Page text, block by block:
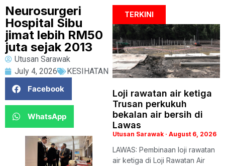
Neurosurgeri
Hospital Sibu
jimat lebih RM50
juta sejak 2013
Utusan Sarawak
July 4, 2026
KESIHATAN
Facebook
WhatsApp
TERKINI
Loji rawatan air ketiga
Trusan perkukuh
bekalan air bersih di
Lawas
Utusan Sarawak August 6, 2026
LAWAS: Pembinaan loji rawatan
air ketiga di Loji Rawatan Air